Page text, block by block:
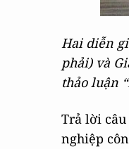
Hai diễn
phải) và
thảo luận
Trả lời
nghiệp